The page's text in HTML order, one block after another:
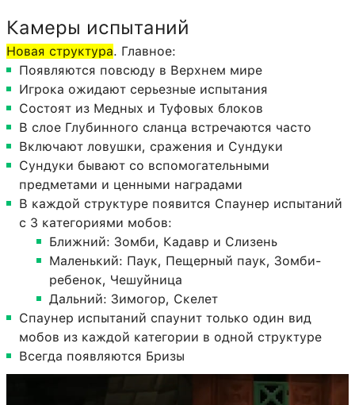
Камеры испытаний
Новая структура. Главное:
Появляются повсюду в Верхнем мире
Игрока ожидают серьезные испытания
Состоят из Медных и Туфовых блоков
В слое Глубинного сланца встречаются часто
Включают ловушки, сражения и Сундуки
Сундуки бывают со вспомогательными
предметами и ценными наградами
В каждой структуре появится Спаунер испытаний
с 3 категориями мобов:
Ближний: Зомби, Кадавр и Слизень
Маленький: Паук, Пещерный паук, Зомби-
ребенок, Чешуйница
Дальний: Зимогор, Скелет
Спаунер испытаний спаунит только один вид
мобов из каждой категории в одной структуре
Всегда появляются Бризы